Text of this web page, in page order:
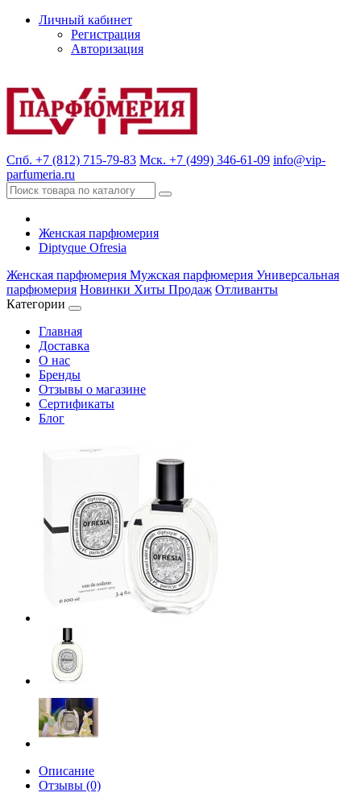
Личный кабинет
Регистрация
Авторизация
Спб. +7 (812) 715-79-83 Мск. +7 (499) 346-61-09 info@vip-
parfumeria.ru
Женская парфюмерия
Diptyque Ofresia
Женская парфюмерия Мужская парфюмерия Универсальная
парфюмерия Новинки Хиты Продаж Отливанты
Категории
Главная
Доставка
О нас
Бренды
Отзывы о магазине
Сертификаты
Блог
Описание
Отзывы (0)